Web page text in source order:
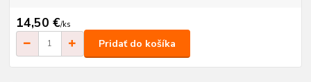
14,50 €/ks
Pridať do košíka